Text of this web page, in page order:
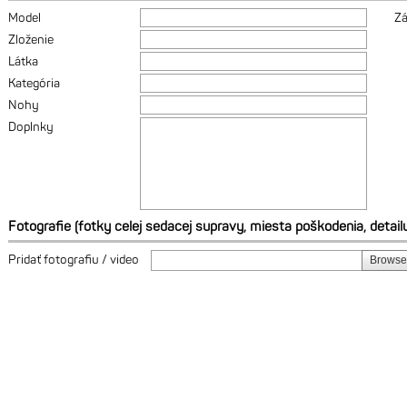
Model
Zloženie
Látka
Kategória
Nohy
Doplnky
Fotografie (fotky celej sedacej supravy, miesta poškodenia,
Pridať fotografiu / video